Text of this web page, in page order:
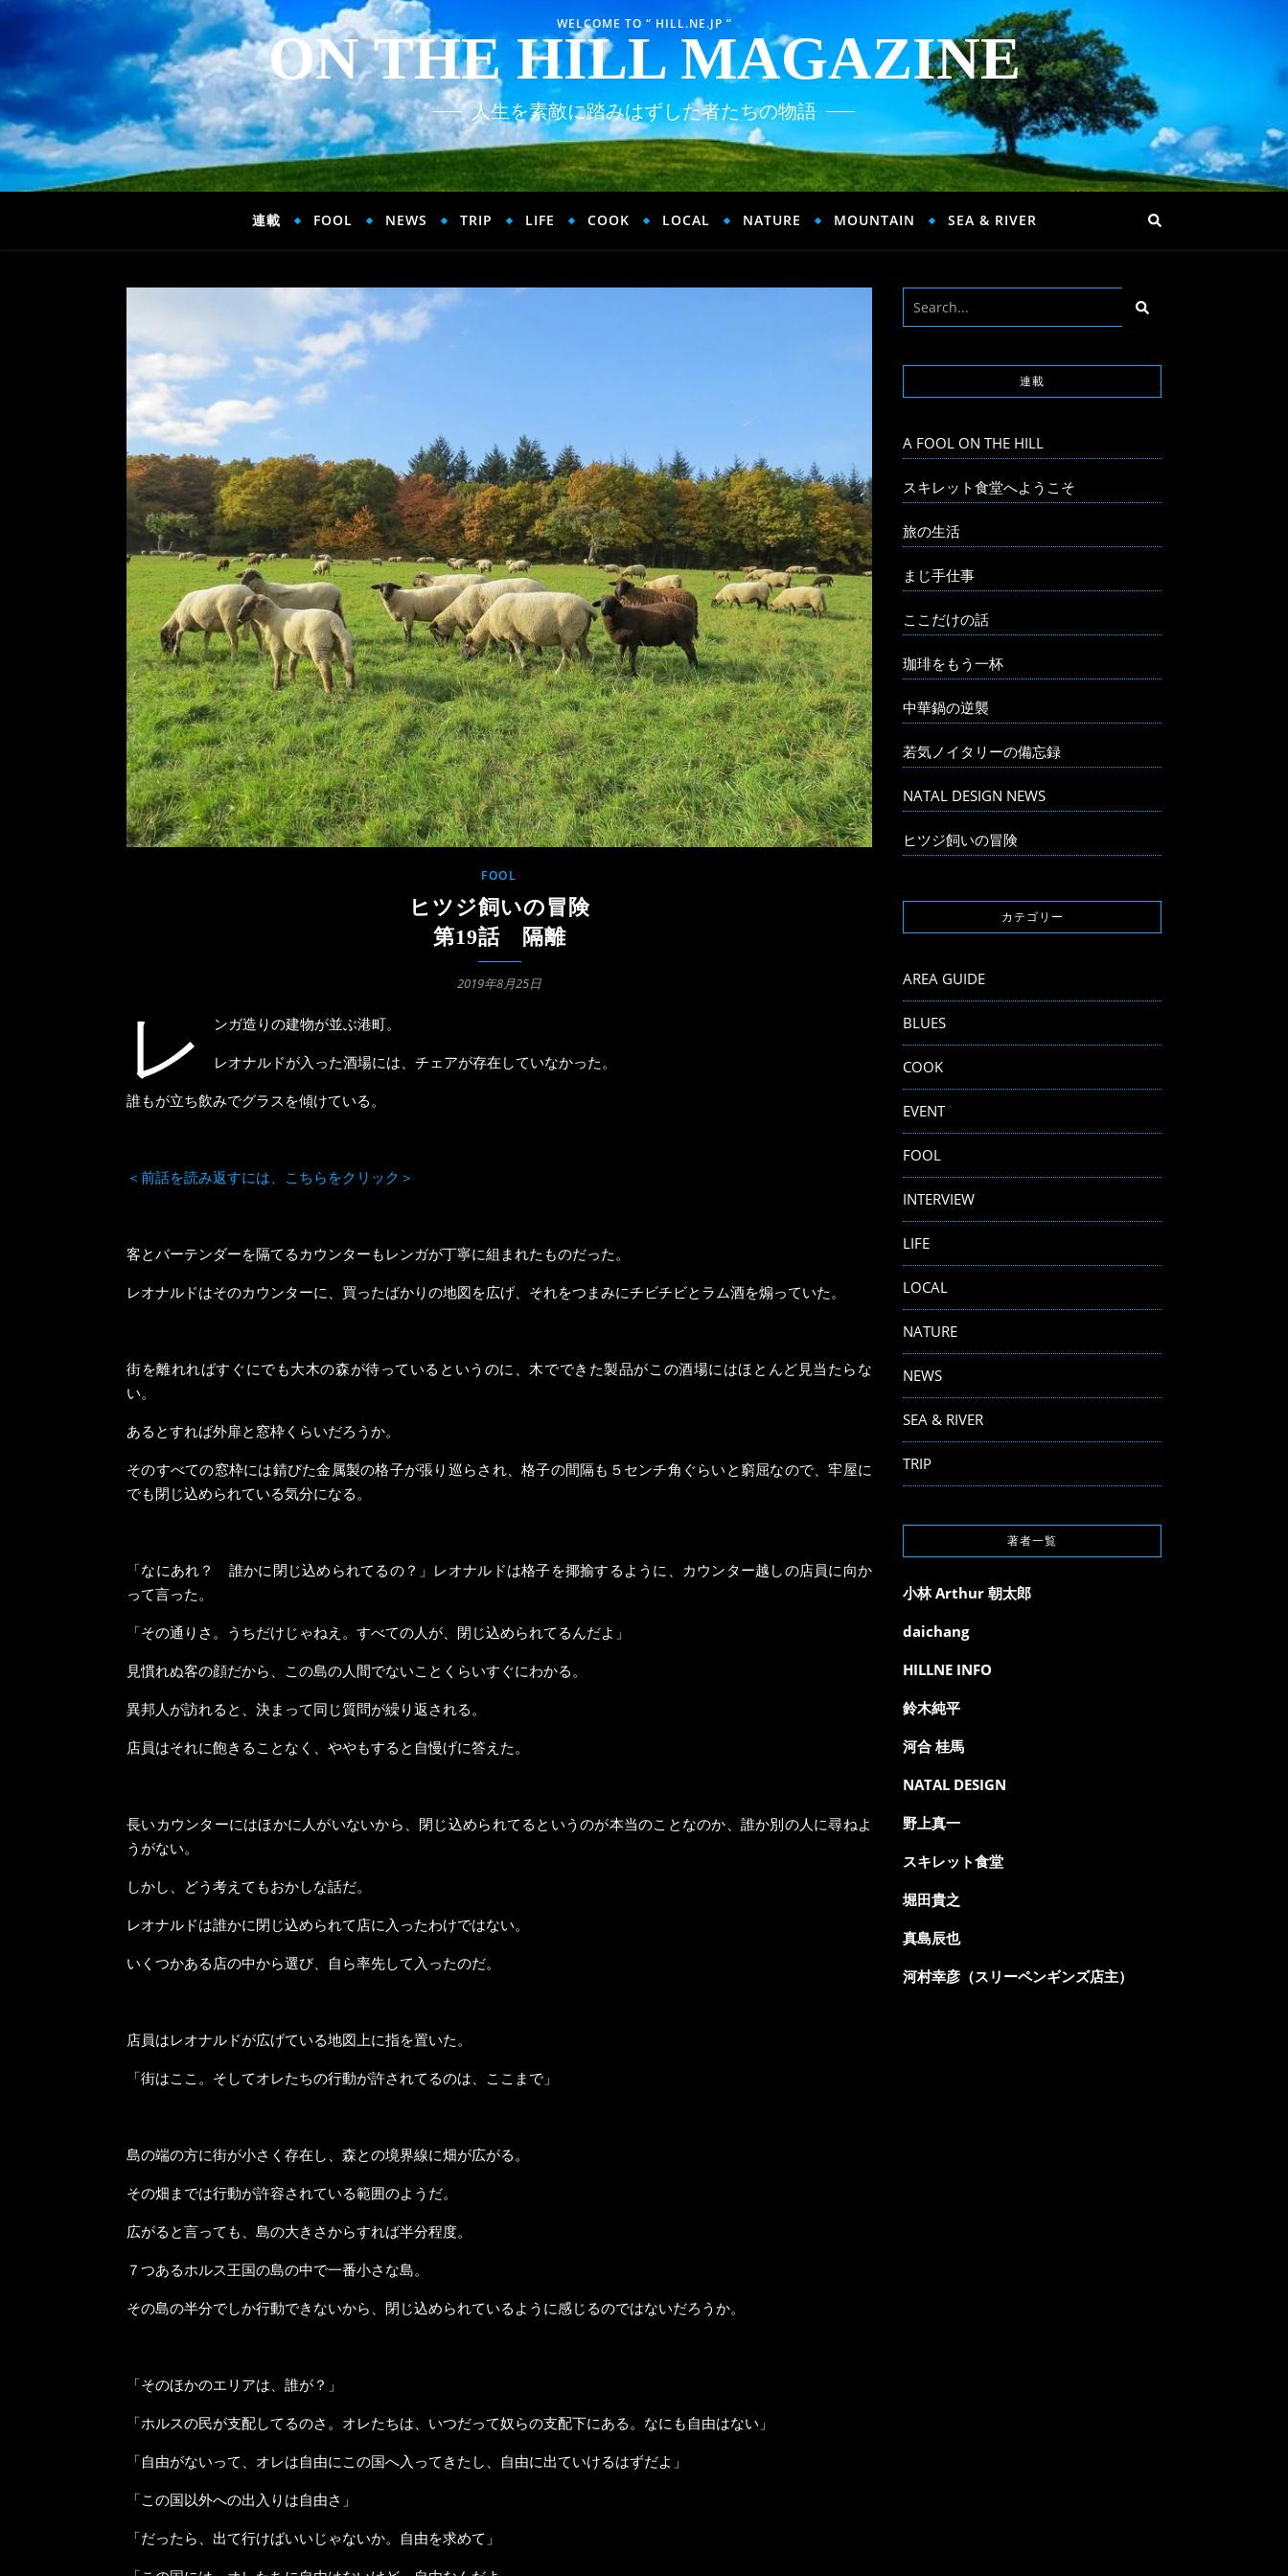
WELCOME TO “ HILL.NE.JP ”
ON THE HILL MAGAZINE
人生を素敵に踏みはずした者たちの物語
連載 FOOL NEWS TRIP LIFE COOK LOCAL NATURE MOUNTAIN SEA & RIVER
FOOL
ヒツジ飼いの冒険
第19話 隔離
2019年8月25日
レ
ンガ造りの建物が並ぶ港町。
レオナルドが入った酒場には、チェアが存在していなかった。
誰もが立ち飲みでグラスを傾けている。
＜前話を読み返すには、こちらをクリック＞
客とバーテンダーを隔てるカウンターもレンガが丁寧に組まれたものだった。
レオナルドはそのカウンターに、買ったばかりの地図を広げ、それをつまみにチビチビとラム酒を煽っていた。
街を離れればすぐにでも大木の森が待っているというのに、木でできた製品がこの酒場にはほとんど見当たらな
い。
あるとすれば外扉と窓枠くらいだろうか。
そのすべての窓枠には錆びた金属製の格子が張り巡らされ、格子の間隔も５センチ角ぐらいと窮屈なので、牢屋に
でも閉じ込められている気分になる。
「なにあれ？ 誰かに閉じ込められてるの？」レオナルドは格子を揶揄するように、カウンター越しの店員に向か
って言った。
「その通りさ。うちだけじゃねえ。すべての人が、閉じ込められてるんだよ」
見慣れぬ客の顔だから、この島の人間でないことくらいすぐにわかる。
異邦人が訪れると、決まって同じ質問が繰り返される。
店員はそれに飽きることなく、ややもすると自慢げに答えた。
長いカウンターにはほかに人がいないから、閉じ込められてるというのが本当のことなのか、誰か別の人に尋ねよ
うがない。
しかし、どう考えてもおかしな話だ。
レオナルドは誰かに閉じ込められて店に入ったわけではない。
いくつかある店の中から選び、自ら率先して入ったのだ。
店員はレオナルドが広げている地図上に指を置いた。
「街はここ。そしてオレたちの行動が許されてるのは、ここまで」
島の端の方に街が小さく存在し、森との境界線に畑が広がる。
その畑までは行動が許容されている範囲のようだ。
広がると言っても、島の大きさからすれば半分程度。
７つあるホルス王国の島の中で一番小さな島。
その島の半分でしか行動できないから、閉じ込められているように感じるのではないだろうか。
「そのほかのエリアは、誰が？」
「ホルスの民が支配してるのさ。オレたちは、いつだって奴らの支配下にある。なにも自由はない」
「自由がないって、オレは自由にこの国へ入ってきたし、自由に出ていけるはずだよ」
「この国以外への出入りは自由さ」
「だったら、出て行けばいいじゃないか。自由を求めて」
連載
A FOOL ON THE HILL
スキレット食堂へようこそ
旅の生活
まじ手仕事
ここだけの話
珈琲をもう一杯
中華鍋の逆襲
若気ノイタリーの備忘録
NATAL DESIGN NEWS
ヒツジ飼いの冒険
カテゴリー
AREA GUIDE
BLUES
COOK
EVENT
FOOL
INTERVIEW
LIFE
LOCAL
NATURE
NEWS
SEA & RIVER
TRIP
著者一覧
小林 Arthur 朝太郎
daichang
HILLNE INFO
鈴木純平
河合 桂馬
NATAL DESIGN
野上真一
スキレット食堂
堀田貴之
真島辰也
河村幸彦（スリーペンギンズ店主）